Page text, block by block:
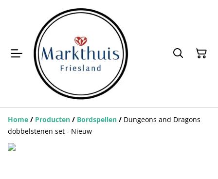
Home / Producten / Bordspellen / Dungeons and Dragons
dobbelstenen set - Nieuw